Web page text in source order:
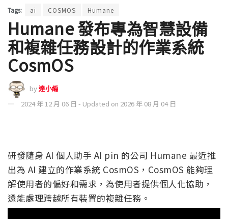
Tags: ai COSMOS Humane
Humane 發布專為智慧設備
和複雜任務設計的作業系統
CosmOS
by達小編
2024 年 12 月 06 日 - Updated on 2026 年 08 月 04 日
研發隨身 AI 個人助手 AI pin 的公司 Humane 最近推
出為 AI 建立的作業系統 CosmOS，CosmOS 能夠理
解使用者的偏好和需求，為使用者提供個人化協助，
還能處理跨越所有裝置的複雜任務。